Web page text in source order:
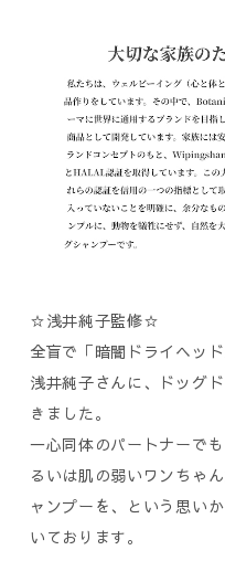
☆浅井純子監修☆
全盲で「暗闇ドライヘッ
浅井純子さんに、ドッグ
きました。
一心同体のパートナーで
るいは肌の弱いワンちゃ
ャンプーを、という思い
いております。